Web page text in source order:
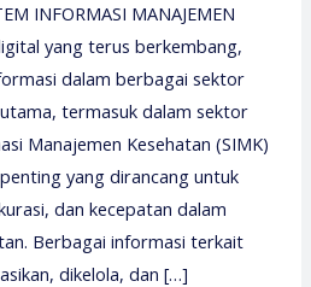
INFORMASI MANAJEMEN
yang terus berkembang,
dalam berbagai sektor
termasuk dalam sektor
Manajemen Kesehatan (SIMK)
yang dirancang untuk
dan kecepatan dalam
Berbagai informasi terkait
dikelola, dan […]